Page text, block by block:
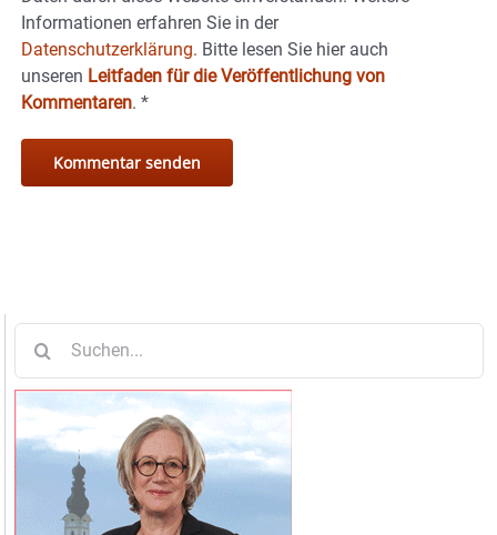
Informationen erfahren Sie in der
Datenschutzerklärung. Bitte lesen Sie hier auch
unseren Leitfaden für die Veröffentlichung von
Kommentaren. *
nach: